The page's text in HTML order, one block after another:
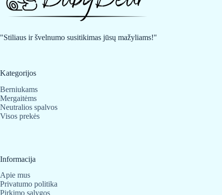
"Stiliaus ir švelnumo susitikimas jūsų mažyliams!"
Kategorijos
Berniukams
Mergaitėms
Neutralios spalvos
Visos prekės
Informacija
Apie mus
Privatumo politika
Pirkimo sąlygos